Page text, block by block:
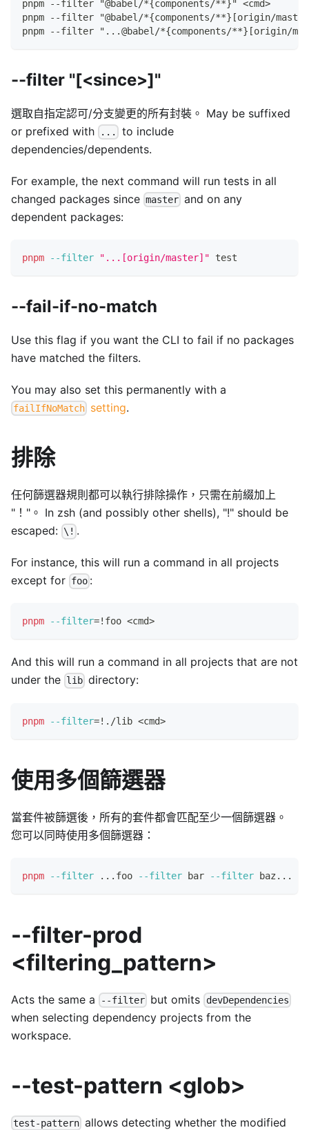
pnpm --filter "@babel/*{components/**}" <cmd>
pnpm --filter "@babel/*{components/**}[origin/
pnpm --filter "...@babel/*{components/**}[origin/
--filter "[<since>]"
選取自指定認可/分支變更的所有封裝。 May be suffixed
or prefixed with
...
to include
dependencies/dependents.
For example, the next command will run tests in all
changed packages since master and on any
dependent packages:
pnpm --filter "...[origin/master]" test
--fail-if-no-match
Use this flag if you want the CLI to fail if no packages
have matched the filters.
You may also set this permanently with a
failIfNoMatch setting.
排除
任何篩選器規則都可以執行排除操作，只需在前綴加上
"！"。 In zsh (and possibly other shells), "!" should be
escaped: \! .
For instance, this will run a command in all projects
except for foo :
pnpm --filter=! foo <cmd>
And this will run a command in all projects that are not
under the
lib directory:
pnpm --filter=! ./lib <cmd>
使用多個篩選器
當套件被篩選後，所有的套件都會匹配至少一個篩選器。
您可以同時使用多個篩選器：
pnpm --filter .. .foo --filter bar --filter baz .. .
--filter-prod
<filtering_pattern>
Acts the same a --filter but omits devDependencies
when selecting dependency projects from the
workspace.
--test-pattern <glob>
test-pattern allows detecting whether the modified